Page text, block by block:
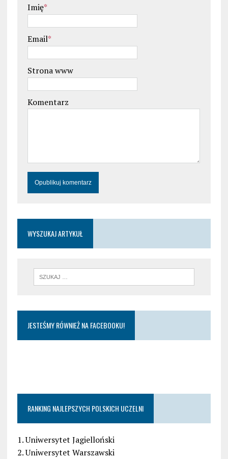
Imię*
Email*
Strona www
Komentarz
WYSZUKAJ ARTYKUŁ
JESTEŚMY RÓWNIEŻ NA FACEBOOKU!
RANKING NAJLEPSZYCH POLSKICH UCZELNI
1. Uniwersytet Jagielloński
2. Uniwersytet Warszawski